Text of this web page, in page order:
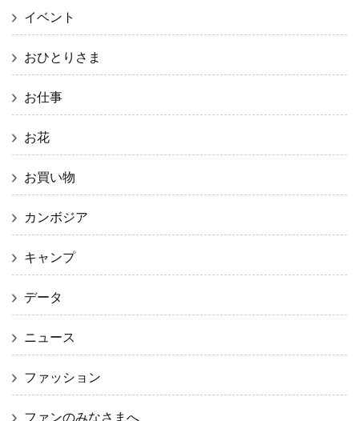
イベント
おひとりさま
お仕事
お花
お買い物
カンボジア
キャンプ
データ
ニュース
ファッション